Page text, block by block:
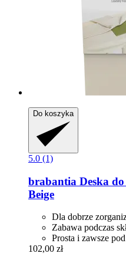
Do koszyka
5.0 (1)
brabantia Deska
Beige
Dla dobrze
Zabawa podczas
Prosta i zawsze
102,00 zł